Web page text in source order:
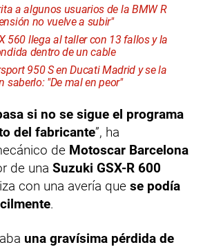
a algunos usuarios de la BMW R
no vuelve a subir"
560 llega al taller con 13 fallos y la
dentro de un cable
950 S en Ducati Madrid y se la
saberlo: "De mal en peor"
si no se sigue el programa
del fabricante”, ha
de Motoscar Barcelona
de una Suzuki GSX-R 600
con una avería que se podía
.
una gravísima pérdida de